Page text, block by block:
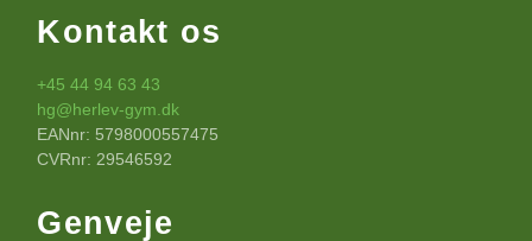
Kontakt os
+45 44 94 63 43
hg@herlev-gym.dk
EANnr: 5798000557475
CVRnr: 29546592
Genveje